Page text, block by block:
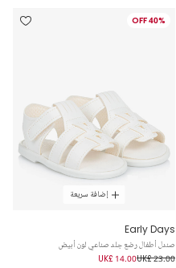
40% OFF
إضافة سريعة
Early Days
صندل أطفال رضع جلد صناعي لون أبيض
UK£ 23.00
UK£ 14.00